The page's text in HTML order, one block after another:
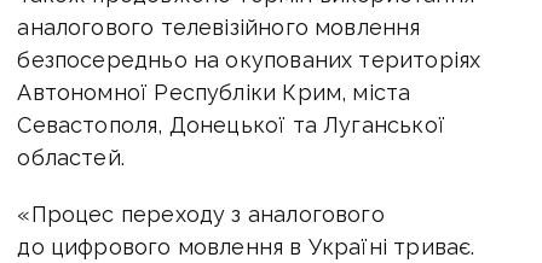
аналогового телевізійного мовлення
безпосередньо на окупованих територіях
Автономної Республіки Крим, міста
Севастополя, Донецької та Луганської
областей.
«Процес переходу з аналогового
до цифрового мовлення в Україні триває.